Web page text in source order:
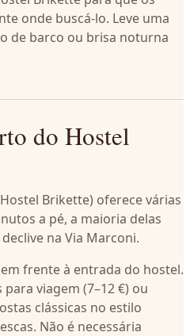
onde buscá-lo. Leve uma
de barco ou brisa noturna
do Hostel
Brikette) oferece várias
a pé, a maioria delas
na Via Marconi.
frente à entrada do hostel.
viagem (7–12 €) ou
clássicas no estilo
Não é necessária